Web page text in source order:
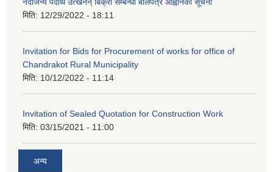
मिति: 12/29/2022 - 18:11
Invitation for Bids for Procurement of works for office of
Chandrakot Rural Municipality
मिति: 10/12/2022 - 11:14
Invitation of Sealed Quotation for Construction Work
मिति: 03/15/2021 - 11:00
अन्य